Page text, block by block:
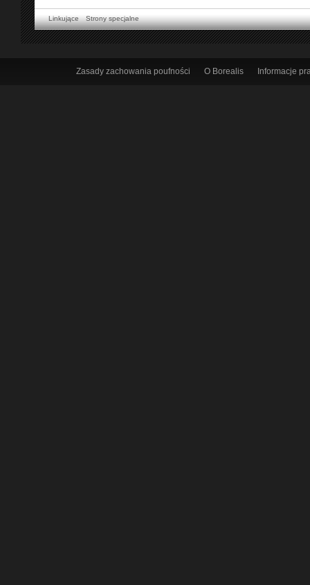
Linkujące Strony specjalne
Zasady zachowania poufności O Borealis Informacje